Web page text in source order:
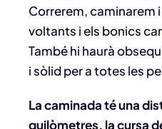
Correrem, caminarem
voltants i els bonics
També hi haurà
i sòlid per a totes les
La caminada té una
quilòmetres, la cursa